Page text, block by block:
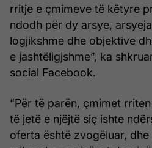
rritje e çmimeve të këtyre
ndodh për dy arsye,
logjikshme dhe objektive
e jashtëligjshme”, ka
social Facebook.
“Për të parën, çmimet
të jetë e njëjtë siç ishte
oferta është zvogëluar,